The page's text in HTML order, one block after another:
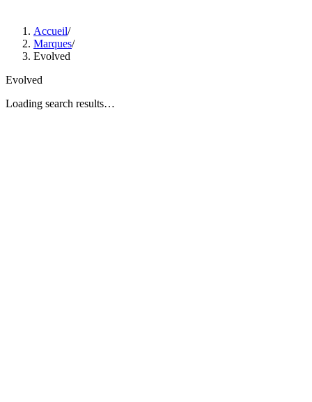
Accueil/
Marques/
Evolved
Evolved
Loading search results…